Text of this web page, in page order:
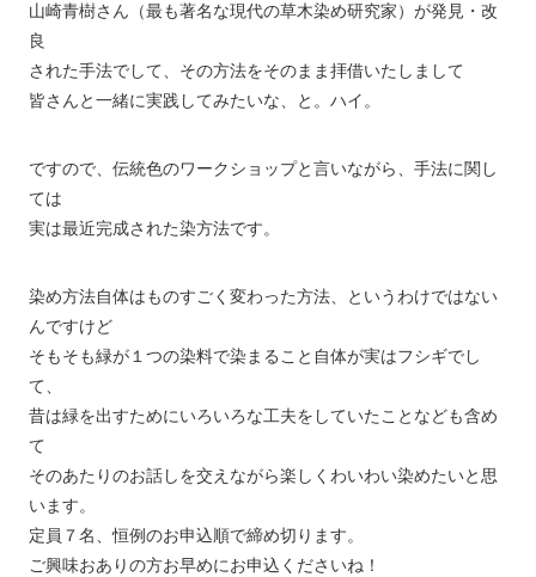
山崎青樹さん（最も著名な現代の草木染め研究家）が発見・改
良
された手法でして、その方法をそのまま拝借いたしまして
皆さんと一緒に実践してみたいな、と。ハイ。
ですので、伝統色のワークショップと言いながら、手法に関し
ては
実は最近完成された染方法です。
染め方法自体はものすごく変わった方法、というわけではない
んですけど
そもそも緑が１つの染料で染まること自体が実はフシギでし
て、
昔は緑を出すためにいろいろな工夫をしていたことなども含め
て
そのあたりのお話しを交えながら楽しくわいわい染めたいと思
います。
定員７名、恒例のお申込順で締め切ります。
ご興味おありの方お早めにお申込くださいね！